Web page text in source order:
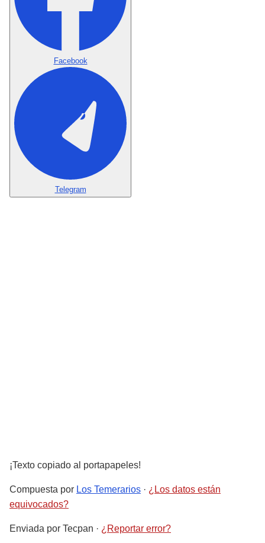
Facebook
Telegram
¡Texto copiado al portapapeles!
Compuesta por Los Temerarios · ¿Los datos están
equivocados?
Enviada por Tecpan · ¿Reportar error?